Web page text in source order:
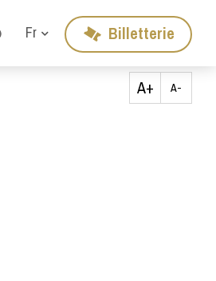
Fr Billetterie
A+ A-